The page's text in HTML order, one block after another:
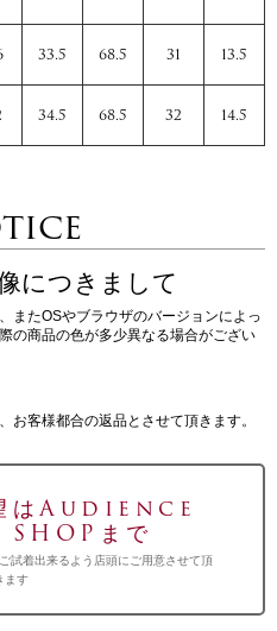
33.5 68.5 31 13.5
34.5 68.5 32 14.5
につきまして
またOSやブラウザのバージョンによっ
の商品の色が多少異なる場合がござい
お客様都合の返品とさせて頂きます。
はAudience
まで
試着出来るよう店頭にご用意させて頂
ます